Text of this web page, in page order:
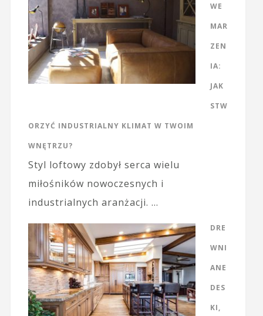
WE
MAR
ZEN
IA:
JAK
STW
ORZYĆ INDUSTRIALNY KLIMAT W TWOIM
WNĘTRZU?
Styl loftowy zdobył serca wielu
miłośników nowoczesnych i
industrialnych aranżacji. …
DRE
WNI
ANE
DES
KI,